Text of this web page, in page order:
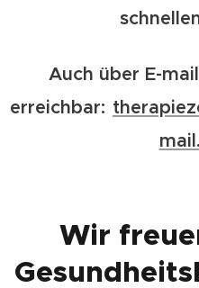
Auch über E-
erreichbar:
Wir